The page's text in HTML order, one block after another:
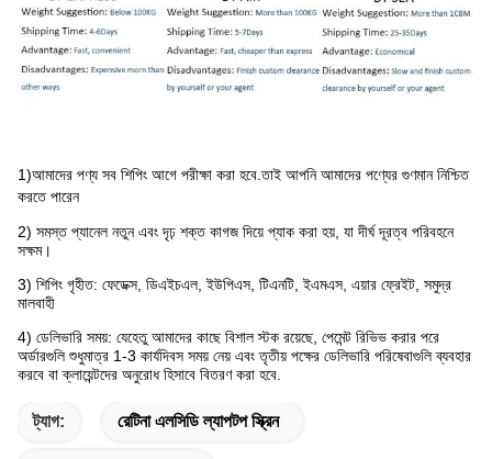
1)আমাদের পণ্য সব শিপিং আগে পরীক্ষা করা হবে.তাই আপনি আমাদের পণ্যের গুণমান নিশ্চিত
করতে পারেন
2) সমস্ত প্যানেল নতুন এবং দৃঢ় শক্ত কাগজ দিয়ে প্যাক করা হয়, যা দীর্ঘ দূরত্ব পরিবহনে
সক্ষম।
3) শিপিং গৃহীত: ফেডেক্স, ডিএইচএল, ইউপিএস, টিএনটি, ইএমএস, এয়ার ফ্রেইট, সমুদ্র
মালবাহী
4) ডেলিভারি সময়: যেহেতু আমাদের কাছে বিশাল স্টক রয়েছে, পেমেন্ট রিভিভ করার পরে
অর্ডারগুলি শুধুমাত্র 1-3 কার্যদিবস সময় নেয় এবং তৃতীয় পক্ষের ডেলিভারি পরিষেবাগুলি ব্যবহার
করবে বা ক্লায়েন্টদের অনুরোধ হিসাবে বিতরণ করা হবে
ট্যাগ: রেটিনা এলসিডি ল্যাপটপ স্ক্রিন